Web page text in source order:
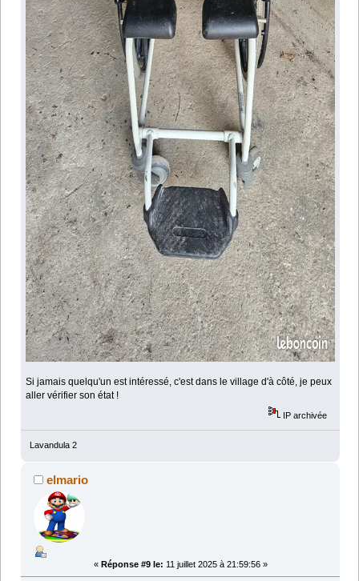
Si jamais quelqu'un est intéressé, c'est dans le village d'à côté, je peux
aller vérifier son état !
IP archivée
Lavandula 2
elmario
« Réponse #9 le: 11 juillet 2025 à 21:59:56 »